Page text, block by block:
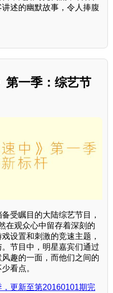
述的幽默故事，令人捧腹
第一季：综艺节
受瞩目的大陆综艺节目，
在观众心中留存着深刻的
设置和刺激的竞速主题，
节目中，明星嘉宾们通过
趣的一面，而他们之间的
看点。
更新至第20160101期完